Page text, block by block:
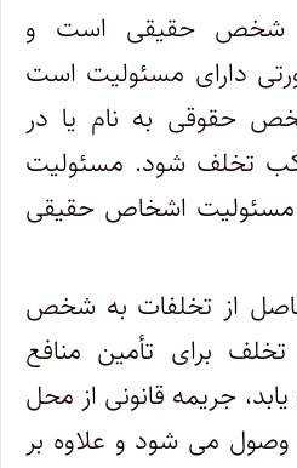
شخص حقیقی است و
دارای مسئولیت است
حقوقی به نام یا در
تخلف شود. مسئولیت
اشخاص حقیقی
حاصل از تخلفات به شخص
برای تأمین منافع
جریمه قانونی از محل
می شود و علاوه بر